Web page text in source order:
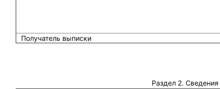
Получатель выписки
Раздел 2.